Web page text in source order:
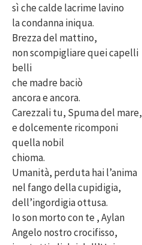
sì che calde lacrime lavino
la condanna iniqua.
Brezza del mattino,
non scompigliare quei capelli
belli
che madre baciò
ancora e ancora.
Carezzali tu, Spuma del mare,
e dolcemente ricomponi
quella nobil
chioma.
Umanità, perduta hai l’anima
nel fango della cupidigia,
dell’ingordigia ottusa.
Io son morto con te , Aylan
Angelo nostro crocifisso,